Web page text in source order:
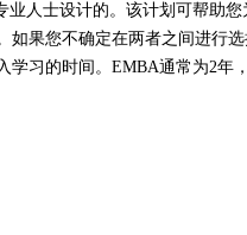
人士设计的。该计划可帮助
如果您不确定在两者之间进行
学习的时间。EMBA通常为2年